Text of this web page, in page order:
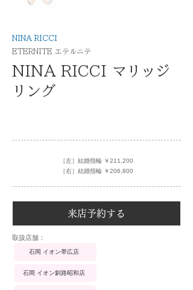
NINA RICCI
ETERNITE エテルニテ
NINA RICCI マリッジ
リング
［左］結婚指輪 ￥211,200
［右］結婚指輪 ￥206,800
来店予約する
​取扱店舗：
石岡 イオン帯広店
石岡 イオン釧路昭和店